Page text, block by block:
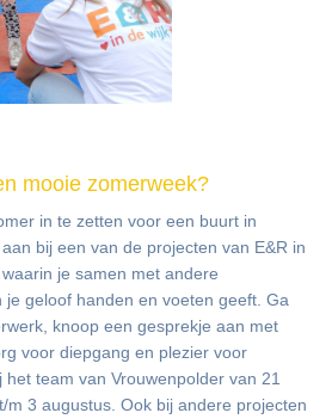
mooie zomerweek?
in te zetten voor een buurt in
bij een van de projecten van E&R in
je samen met andere
geloof handen en voeten geeft. Ga
knoop een gesprekje aan met
voor diepgang en plezier voor
team van Vrouwenpolder van 21
m 3 augustus. Ook bij andere projecten